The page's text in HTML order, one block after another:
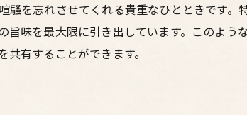
を忘れさせてくれる貴重なひとときです。
味を最大限に引き出しています。このよ
有することができます。